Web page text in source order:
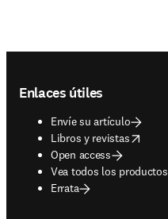
Enlaces útiles
Envíe su artículo
Libros y revistas
opens in new tab/window
Open access
Vea todos los productos
Errata